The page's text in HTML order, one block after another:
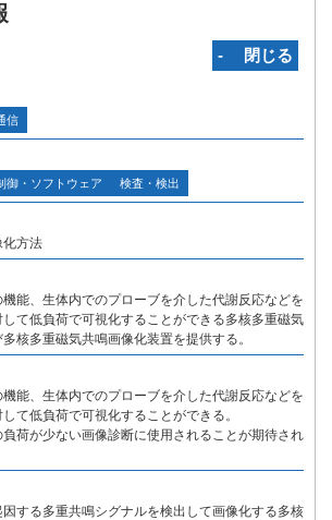
‐ 閉じる
信
御・ソフトウェア 検査・検出
化方法
能、生体内でのプローブを介した代謝反応などを
て低負荷で可視化することができる多核多重磁気
核多重磁気共鳴画像化装置を提供する。
能、生体内でのプローブを介した代謝反応などを
て低負荷で可視化することができる。
荷が少ない画像診断に使用されることが期待され
する多重共鳴シグナルを検出して画像化する多核